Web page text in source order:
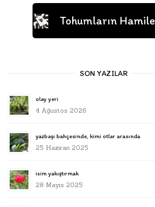
Tohumların
SON YAZILAR
olay yeri
4 Ağustos 2026
yazbaşı bahçesinde, kimi otlar arasında
25 Haziran 2025
isim yakıştırmak
28 Mayıs 2025